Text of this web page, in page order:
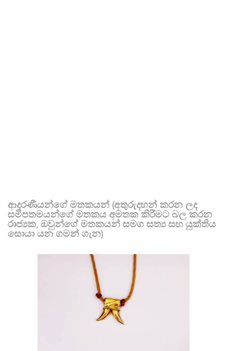
ආදරණීයන්ගේ මතකයන් (අතුරුදහන් කරන ලද
සමීපතමයන්ගේ මතකය අමතක කිරීමට බල කරන
රාජ්‍යක, ඔවුන්ගේ මතකයන් සමග සත්‍ය සහ යුක්තිය
සොයා යන ගමන් ගැන)